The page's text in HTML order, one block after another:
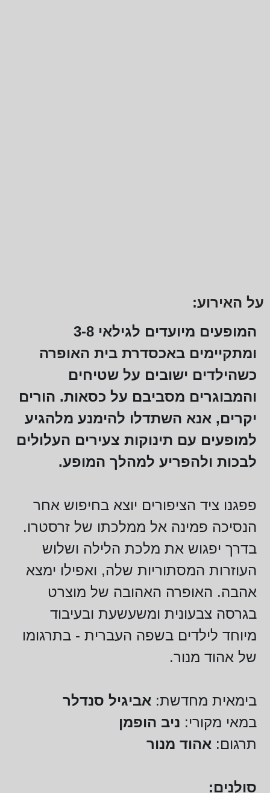
על האירוע:
המופעים מיועדים לגילאי 3-8
ומתקיימים באכסדרת בית האופרה
כשהילדים ישובים על שטיחים
והמבוגרים מסביבם על כסאות. הורים
יקרים, אנא השתדלו להימנע מלהגיע
למופעים עם תינוקות צעירים העלולים
לבכות ולהפריע למהלך המופע.
פפגנו ציד הציפורים יוצא בחיפוש אחר
הנסיכה פמינה אל ממלכתו של זרסטרו.
בדרך יפגוש את מלכת הלילה ושלוש
העוזרות המסתוריות שלה, ואפילו ימצא
אהבה. האופרה האהובה של מוצרט
בגרסה צבעונית ומשעשעת ובעיבוד
מיוחד לילדים בשפה העברית - בתרגומו
של אהוד מנור.
בימאית מחדשת: אביגיל סנדלר
במאי מקורי: ניב הופמן
תרגום: אהוד מנור
סולנים: